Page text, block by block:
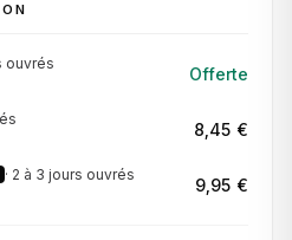
ouvrés
Offerte
8,45 €
· 2 à 3 jours ouvrés
9,95 €